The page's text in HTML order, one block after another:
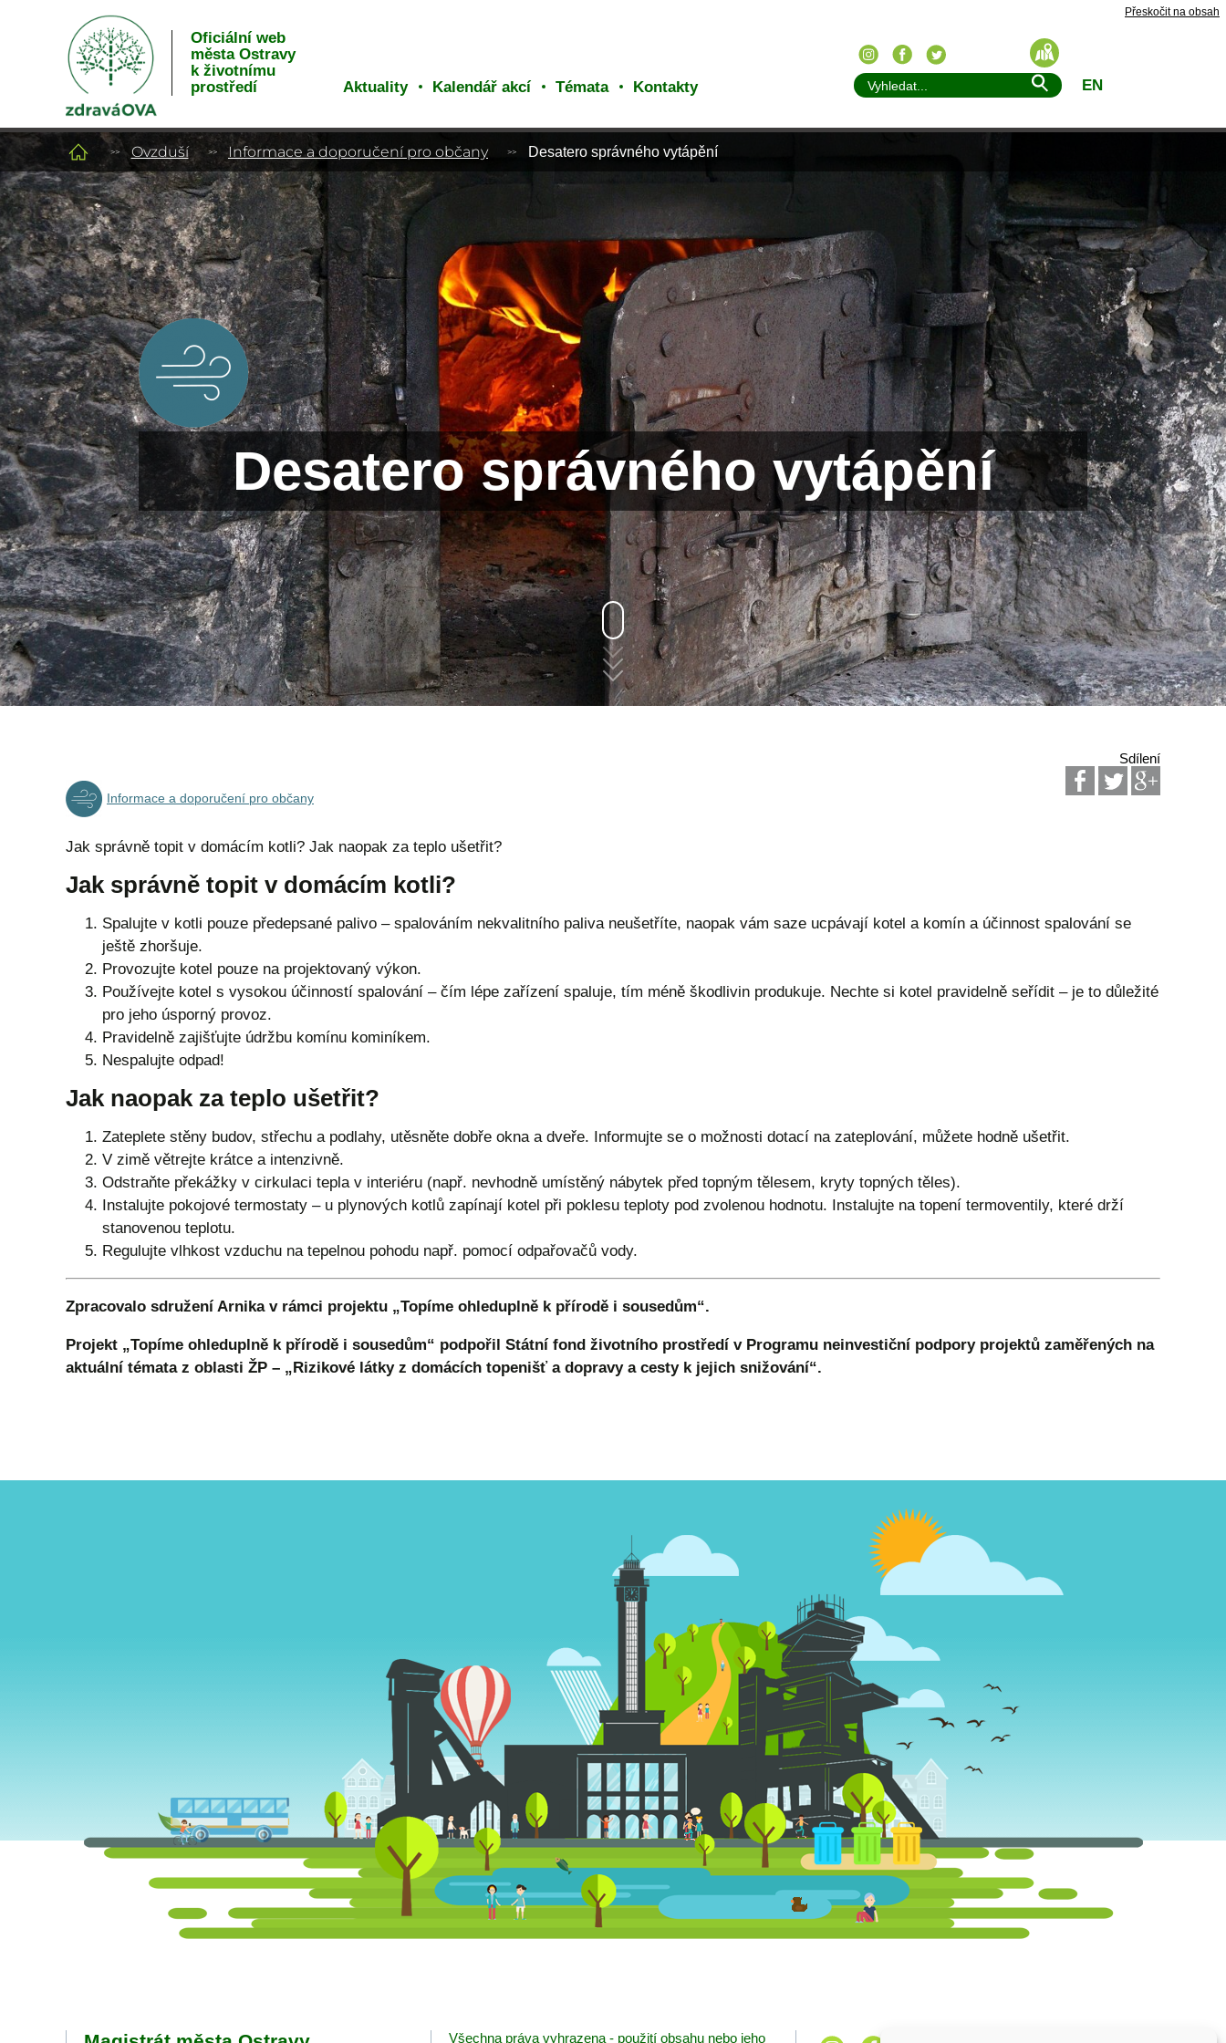
Přeskočit na obsah
Oficiální web
města Ostravy
k životnímu
prostředí
Aktuality Kalendář akcí Témata Kontakty EN
Ovzduší Informace a doporučení pro občany Desatero správného vytápění
Desatero správného vytápění
Sdílení
Informace a doporučení pro občany
Jak správně topit v domácím kotli? Jak naopak za teplo ušetřit?
Jak správně topit v domácím kotli?
Spalujte v kotli pouze předepsané palivo – spalováním nekvalitního paliva neušetříte, naopak vám saze ucpávají kotel a komín a účinnost spalování se
ještě zhoršuje.
Provozujte kotel pouze na projektovaný výkon.
Používejte kotel s vysokou účinností spalování – čím lépe zařízení spaluje, tím méně škodlivin produkuje. Nechte si kotel pravidelně seřídit – je to důležité
pro jeho úsporný provoz.
Pravidelně zajišťujte údržbu komínu kominíkem.
Nespalujte odpad!
Jak naopak za teplo ušetřit?
Zateplete stěny budov, střechu a podlahy, utěsněte dobře okna a dveře. Informujte se o možnosti dotací na zateplování, můžete hodně ušetřit.
V zimě větrejte krátce a intenzivně.
Odstraňte překážky v cirkulaci tepla v interiéru (např. nevhodně umístěný nábytek před topným tělesem, kryty topných těles).
Instalujte pokojové termostaty – u plynových kotlů zapínají kotel při poklesu teploty pod zvolenou hodnotu. Instalujte na topení termoventily, které drží
stanovenou teplotu.
Regulujte vlhkost vzduchu na tepelnou pohodu např. pomocí odpařovačů vody.
Zpracovalo sdružení Arnika v rámci projektu „Topíme ohleduplně k přírodě i sousedům“.
Projekt „Topíme ohleduplně k přírodě i sousedům“ podpořil Státní fond životního prostředí v Programu neinvestiční podpory projektů zaměřených na
aktuální témata z oblasti ŽP – „Rizikové látky z domácích topenišť a dopravy a cesty k jejich snižování“.
Všechna práva vyhrazena - použití obsahu nebo jeho